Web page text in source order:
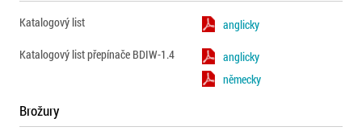
Katalogový list
anglicky
Katalogový list přepínače BDIW-1.4
anglicky
německy
Brožury